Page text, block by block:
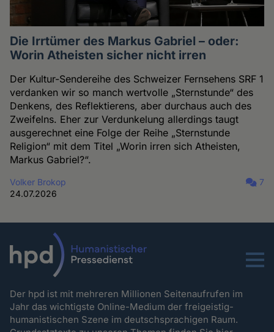
Die Irrtümer des Markus Gabriel – oder:
Worin Atheisten sicher nicht irren
Der Kultur-Sendereihe des Schweizer Fernsehens SRF 1
verdanken wir so manch wertvolle „Sternstunde“ des
Denkens, des Reflektierens, aber durchaus auch des
Zweifelns. Eher zur Verdunkelung allerdings taugt
ausgerechnet eine Folge der Reihe „Sternstunde
Religion“ mit dem Titel „Worin irren sich Atheisten,
Markus Gabriel?“.
Volker Brokop
24.07.2026
7
Menu
Der hpd ist mit mehreren Millionen Seitenaufrufen im
Jahr das wichtigste Online-Medium der freigeistig-
humanistischen Szene im deutschsprachigen Raum.